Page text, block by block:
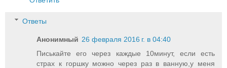
Ответы
Анонимный 26 февраля 2016 г. в 04:40
Писькайте его через каждые 10минут, если есть
страх к горшку можно через раз в ванную,у меня